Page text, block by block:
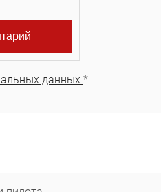
данных.*